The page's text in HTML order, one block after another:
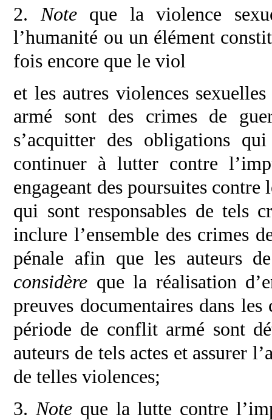
2. Note que la violence
l’humanité ou un élément
fois encore que le viol
et les autres violences
armé sont des crimes de
s’acquitter des obligations
continuer à lutter contre
engageant des poursuites
qui sont responsables de tels
inclure l’ensemble des crimes
pénale afin que les auteurs
considère que la réalisation
preuves documentaires dans
période de conflit armé sont
auteurs de tels actes et assurer
de telles violences;
3. Note que la lutte contre